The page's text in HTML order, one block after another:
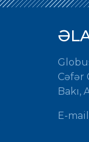
Cəfər
Bakı,
E-